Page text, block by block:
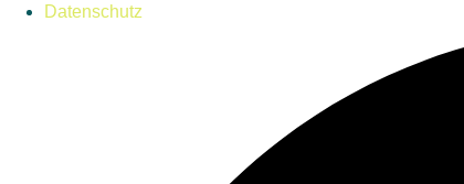
Datenschutz